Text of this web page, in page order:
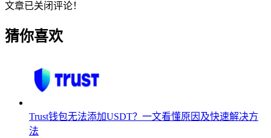
文章已关闭评论！
猜你喜欢
Trust钱包无法添加USDT？一文看懂原因及快速解决方
法